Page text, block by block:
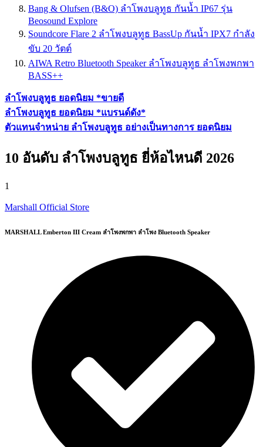
Bang & Olufsen (B&O) ลำโพงบลูทูธ กันน้ำ IP67 รุ่น
Beosound Explore
Soundcore Flare 2 ลำโพงบลูทูธ BassUp กันน้ำ IPX7 กำลัง
ขับ 20 วัตต์
AIWA Retro Bluetooth Speaker ลำโพงบลูทูธ ลำโพงพกพา
BASS++
ลำโพงบลูทูธ ยอดนิยม *ขายดี
ลำโพงบลูทูธ ยอดนิยม *แบรนด์ดัง*
ตัวแทนจำหน่าย ลำโพงบลูทูธ อย่างเป็นทางการ ยอดนิยม
10 อันดับ ลำโพงบลูทูธ ยี่ห้อไหนดี 2026
1
Marshall Official Store
MARSHALL Emberton III Cream ลำโพงพกพา ลำโพง Bluetooth Speaker